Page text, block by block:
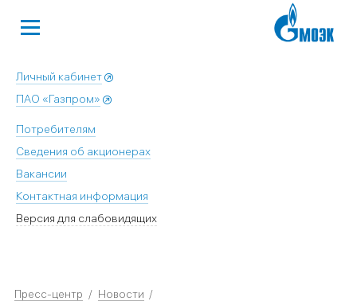
Личный кабинет
ПАО «Газпром»
Потребителям
Сведения об акционерах
Вакансии
Контактная информация
Версия для слабовидящих
Пресс-центр Новости